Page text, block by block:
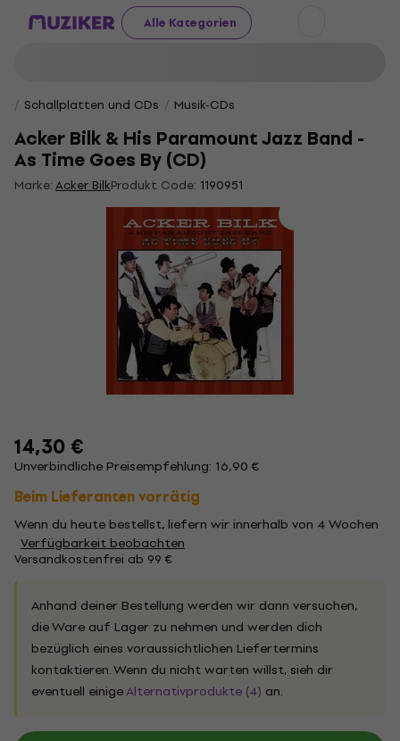
Alle Kategorien
Schallplatten und CDs Musik-CDs
Acker Bilk & His Paramount Jazz Band -
As Time Goes By (CD)
Marke:Acker BilkProdukt Code: 1190951
14,30 €
Unverbindliche Preisempfehlung: 16,90 €
Beim Lieferanten vorrätig
Wenn du heute bestellst, liefern wir innerhalb von 4 Wochen
Verfügbarkeit beobachten
Versandkostenfrei ab 99 €
Anhand deiner Bestellung werden wir dann versuchen,
die Ware auf Lager zu nehmen und werden dich
bezüglich eines voraussichtlichen Liefertermins
kontaktieren. Wenn du nicht warten willst, sieh dir
eventuell einigeAlternativprodukte (4) an.